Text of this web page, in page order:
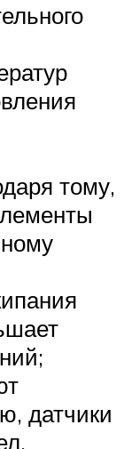
тому,
датчики